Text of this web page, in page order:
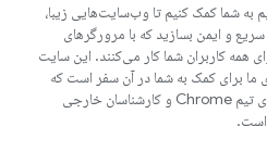
شما کمک کنیم تا وب‌سایت‌هایی زیبا،
و ایمن بسازید که با مرورگرهای
کاربران شما کار می‌کنند. این سایت
برای کمک به شما در آن سفر است که
توسط اعضای تیم Chrome و کارشناسان خارجی